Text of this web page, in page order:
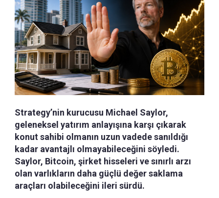
Strategy’nin kurucusu Michael Saylor,
geleneksel yatırım anlayışına karşı çıkarak
konut sahibi olmanın uzun vadede sanıldığı
kadar avantajlı olmayabileceğini söyledi.
Saylor, Bitcoin, şirket hisseleri ve sınırlı arzı
olan varlıkların daha güçlü değer saklama
araçları olabileceğini ileri sürdü.